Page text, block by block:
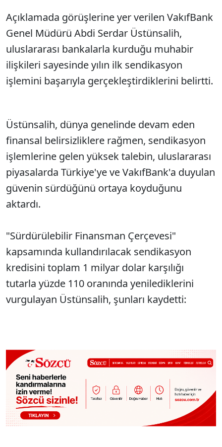
Açıklamada görüşlerine yer verilen VakıfBank
Genel Müdürü Abdi Serdar Üstünsalih,
uluslararası bankalarla kurduğu muhabir
ilişkileri sayesinde yılın ilk sendikasyon
işlemini başarıyla gerçekleştirdiklerini belirtti.
Üstünsalih, dünya genelinde devam eden
finansal belirsizliklere rağmen, sendikasyon
işlemlerine gelen yüksek talebin, uluslararası
piyasalarda Türkiye'ye ve VakıfBank'a duyulan
güvenin sürdüğünü ortaya koyduğunu
aktardı.
"Sürdürülebilir Finansman Çerçevesi"
kapsamında kullandırılacak sendikasyon
kredisini toplam 1 milyar dolar karşılığı
tutarla yüzde 110 oranında yenilediklerini
vurgulayan Üstünsalih, şunları kaydetti: